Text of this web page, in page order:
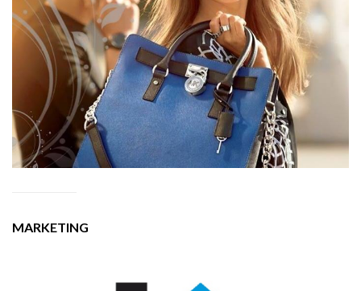
MARKETING